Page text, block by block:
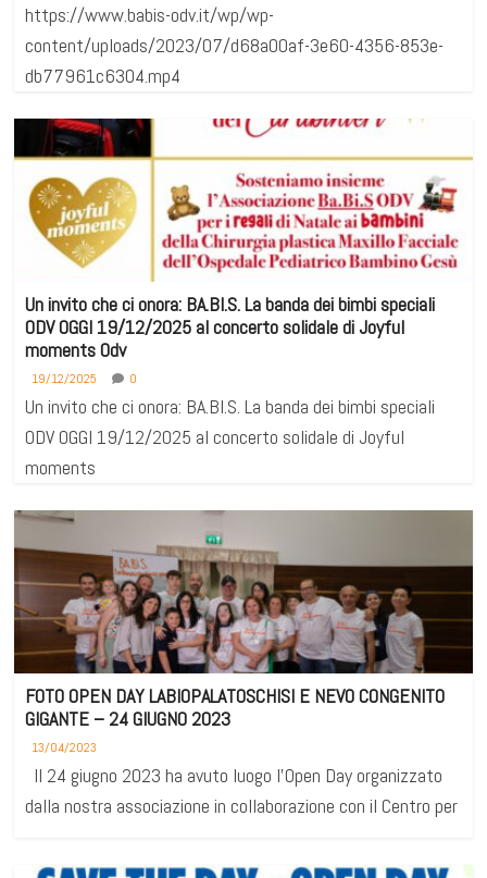
https://www.babis-odv.it/wp/wp-
content/uploads/2023/07/d68a00af-3e60-4356-853e-
db77961c6304.mp4
Un invito che ci onora: BA.BI.S. La banda dei bimbi speciali
ODV OGGI 19/12/2025 al concerto solidale di Joyful
moments Odv
19/12/2025 0
Un invito che ci onora: BA.BI.S. La banda dei bimbi speciali
ODV OGGI 19/12/2025 al concerto solidale di Joyful
moments
FOTO OPEN DAY LABIOPALATOSCHISI E NEVO CONGENITO
GIGANTE – 24 GIUGNO 2023
13/04/2023
Il 24 giugno 2023 ha avuto luogo l’Open Day organizzato
dalla nostra associazione in collaborazione con il Centro per